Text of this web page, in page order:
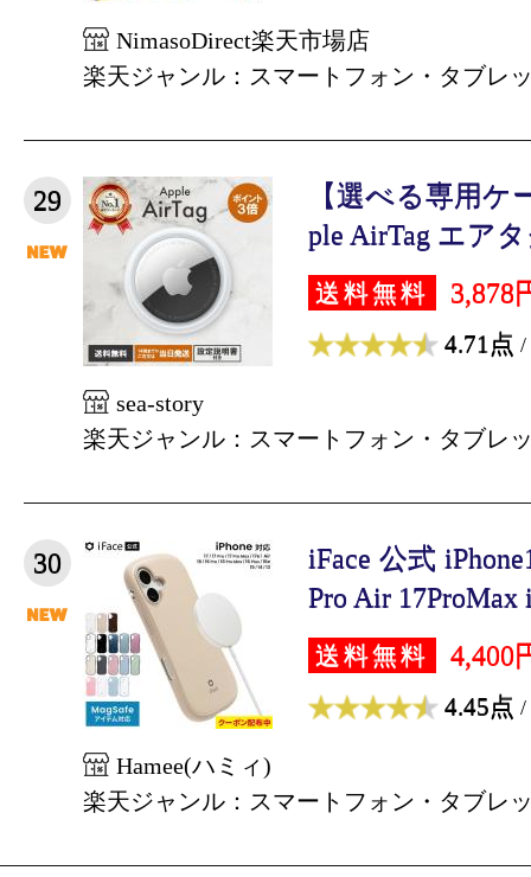
NimasoDirect楽天市場店
楽天ジャンル：スマートフォン・タブレ
29
【選べる専用ケ
ple AirTag エア
送料無料 3,878
4.71点 /
sea-story
楽天ジャンル：スマートフォン・タブレ
30
iFace 公式
Pro Air 17ProMax
送料無料 4,400
4.45点 /
Hamee(ハミィ)
楽天ジャンル：スマートフォン・タブレ